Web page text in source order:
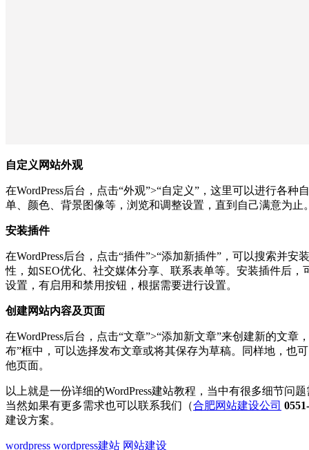
自定义网站外观
在WordPress后台，点击“外观”>“自定义”，这里可以进行各
单、颜色、背景图像等，浏览和调整设置，直到自己满意为止
安装插件
在WordPress后台，点击“插件”>“添加新插件”，可以搜索并
性，如SEO优化、社交媒体分享、联系表单等。安装插件后
设置，有启用和禁用按钮，根据需要进行设置。
创建网站内容及页面
在WordPress后台，点击“文章”>“添加新文章”来创建新的文章
布”框中，可以选择发布文章或将其保存为草稿。同样地，也
他页面。
以上就是一份详细的WordPress建站教程，当中有很多细节问
当然如果有更多需求也可以联系我们（合肥网站建设公司
建设方案。
wordpress wordpress建站 网站建设